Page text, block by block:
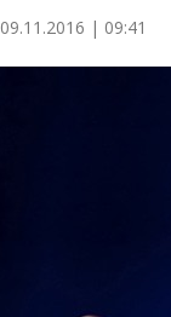
09.11.2016 | 09:41